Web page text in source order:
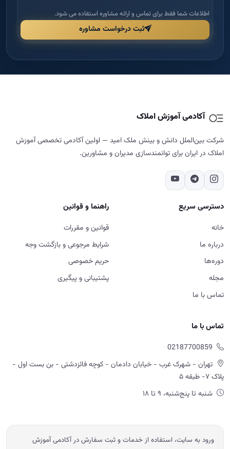
اطلاعات شما فقط برای تماس و ارائه مشاوره استفاده می شود.
ثبت درخواست مشاوره
آکادمی آموزش املاک
شرکت بین‌الملل دانش و بینش ملک امید — اولین آکادمی تخصصی آموزش
املاک در ایران برای توانمندسازی مدیران و مشاورین.
دسترسی سریع
خانه
درباره ما
دوره‌ها
مجله
تماس با ما
راهنما و قوانین
قوانین و مقررات
شرایط مرجوعی و بازگشت وجه
حریم خصوصی
پشتیبانی و پیگیری
تماس با ما
02187700859
تهران - شهرک غرب - خیابان دادمان - کوچه فائزدشتی - بن بست اول -
پلاک ۷- طبقه ۵
شنبه تا پنج‌شنبه، ۹ تا ۱۸
ورود به سایت، استفاده از خدمات و ثبت سفارش در آکادمی آموزش